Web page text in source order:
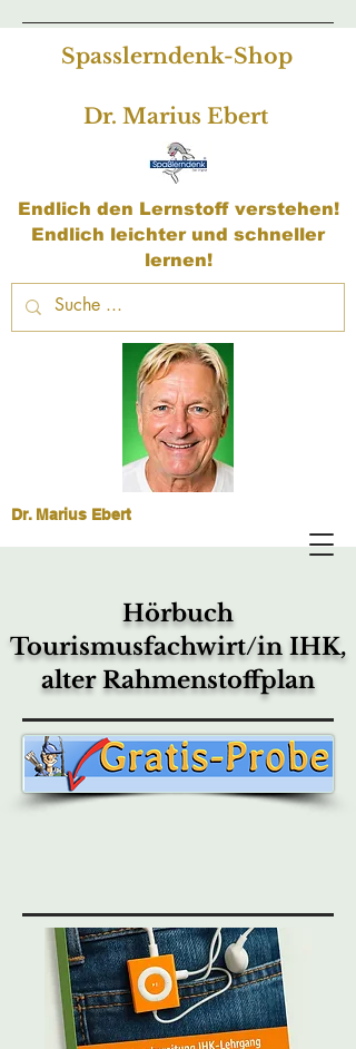
Spasslerndenk-Shop
Dr. Marius Ebert
Endlich den Lernstoff verstehen!
Endlich leichter und schneller
lernen!
Dr. Marius Ebert
Hörbuch
Tourismusfachwirt/in IHK,
alter Rahmenstoffplan